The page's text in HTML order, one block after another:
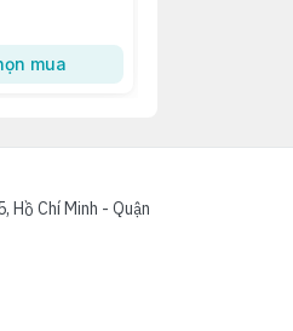
mua
Hồ Chí Minh - Quận